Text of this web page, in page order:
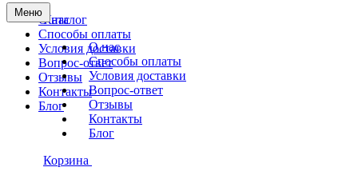
Меню
О нас
Способы оплаты
Условия доставки
Вопрос-ответ
Отзывы
Контакты
Блог
Каталог
О нас
Способы оплаты
Условия доставки
Вопрос-ответ
Отзывы
Контакты
Блог
Корзина